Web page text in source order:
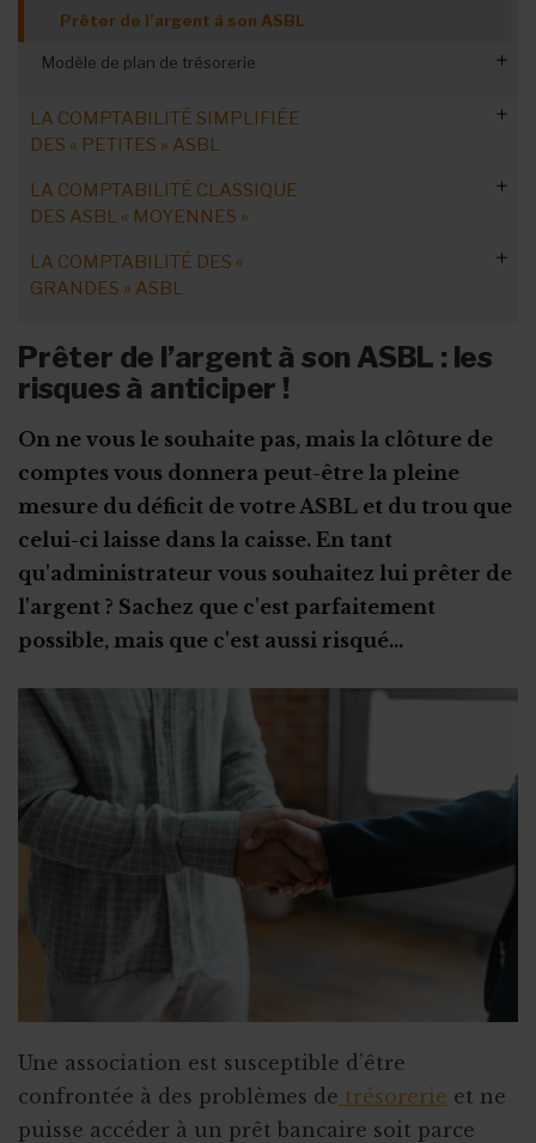
Prêter de l’argent à son ASBL
Modèle de plan de trésorerie
La trésorerie face à une crise
LA COMPTABILITÉ SIMPLIFIÉE
DES « PETITES » ASBL
Les ASBL concernées
En fin d’exercice, les états
Suivre la trésorerie
Les formalités
LA COMPTABILITÉ CLASSIQUE
DES ASBL « MOYENNES »
Compta en partie double : mécanique
Plan comptable : rubriques du compte
Les modèles de comptes
Les formalités des ASBL "moyennes"
Le plan de trésorerie
LA COMPTABILITÉ DES «
GRANDES » ASBL
Le commissaire aux comptes
Le schéma complet
Les formalités des grandes ASBL
Prêter de l’argent à son ASBL : les
risques à anticiper !
On ne vous le souhaite pas, mais la clôture de
comptes vous donnera peut-être la pleine
mesure du déficit de votre ASBL et du trou que
celui-ci laisse dans la caisse. En tant
qu'administrateur vous souhaitez lui prêter de
l'argent ? Sachez que c'est parfaitement
possible, mais que c'est aussi risqué...
Une association est susceptible d’être
confrontée à des problèmes de trésorerie et ne
puisse accéder à un prêt bancaire soit parce